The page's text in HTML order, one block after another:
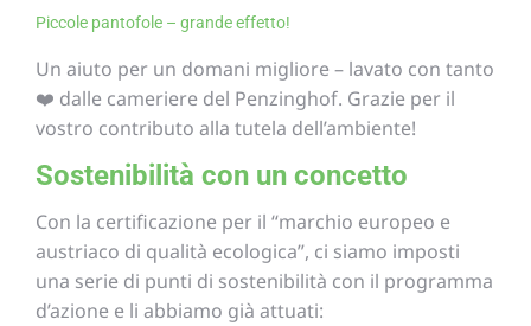
Piccole pantofole – grande effetto!
Un aiuto per un domani migliore – lavato con tanto
❤️ dalle cameriere del Penzinghof. Grazie per il
vostro contributo alla tutela dell’ambiente!
Sostenibilità con un concetto
Con la certificazione per il “marchio europeo e
austriaco di qualità ecologica”, ci siamo imposti
una serie di punti di sostenibilità con il programma
d’azione e li abbiamo già attuati: